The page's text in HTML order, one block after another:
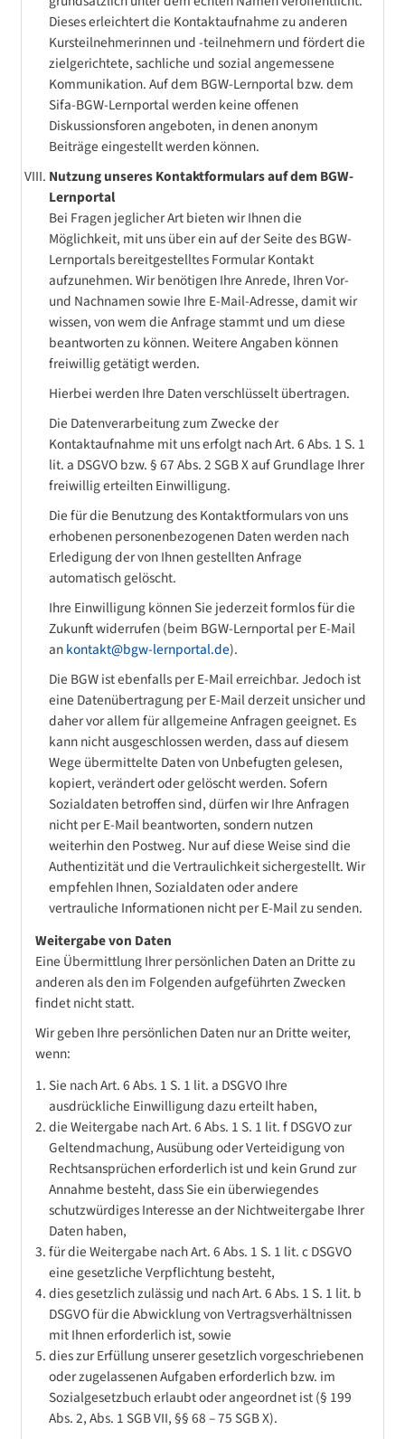
Dieses erleichtert die Kontaktaufnahme zu anderen
Kursteilnehmerinnen und -teilnehmern und fördert die
zielgerichtete, sachliche und sozial angemessene
Kommunikation. Auf dem BGW-Lernportal bzw. dem
Sifa-BGW-Lernportal werden keine offenen
Diskussionsforen angeboten, in denen anonym
Beiträge eingestellt werden können.
Nutzung unseres Kontaktformulars auf dem BGW-
Lernportal
Bei Fragen jeglicher Art bieten wir Ihnen die
Möglichkeit, mit uns über ein auf der Seite des BGW-
Lernportals bereitgestelltes Formular Kontakt
aufzunehmen. Wir benötigen Ihre Anrede, Ihren Vor-
und Nachnamen sowie Ihre E-Mail-Adresse, damit wir
wissen, von wem die Anfrage stammt und um diese
beantworten zu können. Weitere Angaben können
freiwillig getätigt werden.
Hierbei werden Ihre Daten verschlüsselt übertragen.
Die Datenverarbeitung zum Zwecke der
Kontaktaufnahme mit uns erfolgt nach Art. 6 Abs. 1 S. 1
lit. a DSGVO bzw. § 67 Abs. 2 SGB X auf Grundlage Ihrer
freiwillig erteilten Einwilligung.
Die für die Benutzung des Kontaktformulars von uns
erhobenen personenbezogenen Daten werden nach
Erledigung der von Ihnen gestellten Anfrage
automatisch gelöscht.
Ihre Einwilligung können Sie jederzeit formlos für die
Zukunft widerrufen (beim BGW-Lernportal per E-Mail
ankontakt@bgw-lernportal.de).
Die BGW ist ebenfalls per E-Mail erreichbar. Jedoch ist
eine Datenübertragung per E-Mail derzeit unsicher und
daher vor allem für allgemeine Anfragen geeignet. Es
kann nicht ausgeschlossen werden, dass auf diesem
Wege übermittelte Daten von Unbefugten gelesen,
kopiert, verändert oder gelöscht werden. Sofern
Sozialdaten betroffen sind, dürfen wir Ihre Anfragen
nicht per E-Mail beantworten, sondern nutzen
weiterhin den Postweg. Nur auf diese Weise sind die
Authentizität und die Vertraulichkeit sichergestellt. Wir
empfehlen Ihnen, Sozialdaten oder andere
vertrauliche Informationen nicht per E-Mail zu senden.
Weitergabe von Daten
Eine Übermittlung Ihrer persönlichen Daten an Dritte zu
anderen als den im Folgenden aufgeführten Zwecken
findet nicht statt.
Wir geben Ihre persönlichen Daten nur an Dritte weiter,
wenn:
Sie nach Art. 6 Abs. 1 S. 1 lit. a DSGVO Ihre
ausdrückliche Einwilligung dazu erteilt haben,
die Weitergabe nach Art. 6 Abs. 1 S. 1 lit. f DSGVO zur
Geltendmachung, Ausübung oder Verteidigung von
Rechtsansprüchen erforderlich ist und kein Grund zur
Annahme besteht, dass Sie ein überwiegendes
schutzwürdiges Interesse an der Nichtweitergabe Ihrer
Daten haben,
für die Weitergabe nach Art. 6 Abs. 1 S. 1 lit. c DSGVO
eine gesetzliche Verpflichtung besteht,
dies gesetzlich zulässig und nach Art. 6 Abs. 1 S. 1 lit. b
DSGVO für die Abwicklung von Vertragsverhältnissen
mit Ihnen erforderlich ist, sowie
dies zur Erfüllung unserer gesetzlich vorgeschriebenen
oder zugelassenen Aufgaben erforderlich bzw. im
Sozialgesetzbuch erlaubt oder angeordnet ist (§ 199
Abs. 2, Abs. 1 SGB VII, §§ 68 – 75 SGB X).